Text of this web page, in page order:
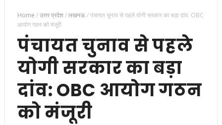
Home /उत्तर प्रदेश/लखनऊ/पंचायत चुनाव से पहले योगी सरकार का बड़ा दांव: OBC
आयोग गठन को मंजूरी
पंचायत चुनाव से पहले
योगी सरकार का बड़ा
दांव: OBC आयोग गठन
को मंजूरी